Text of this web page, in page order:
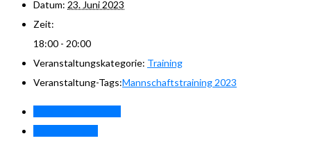
Datum: 23. Juni 2023
Zeit:
18:00 - 20:00
Veranstaltungskategorie: Training
Veranstaltung-Tags:Mannschaftstraining 2023